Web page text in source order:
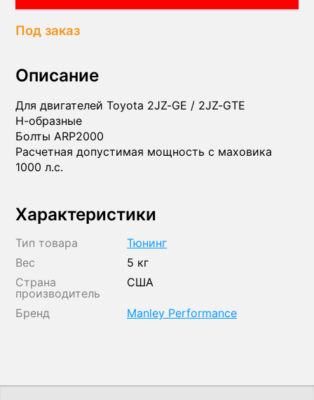
Под заказ
Описание
Для двигателей Toyota 2JZ-GE / 2JZ-GTE
H-образные
Болты ARP2000
Расчетная допустимая мощность с маховика
1000 л.с.
Характеристики
Тип товара
Тюнинг
Вес
5 кг
Страна
производитель
США
Бренд Manley Performance